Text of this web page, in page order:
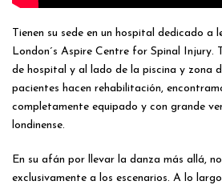
Tienen su sede en un hospital dedicado a
London´s Aspire Centre for Spinal Injury.
de hospital y al lado de la piscina y zona
pacientes hacen rehabilitación,
completamente equipado y con grande
londinense.
En su afán por llevar la danza más allá,
exclusivamente a los escenarios. A lo